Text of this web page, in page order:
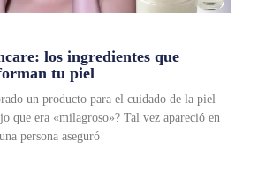
los ingredientes que
tu piel
un producto para el cuidado de la piel
que era «milagroso»? Tal vez apareció en
persona aseguró